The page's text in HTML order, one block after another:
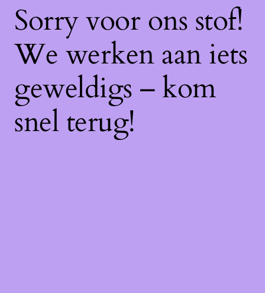
Sorry voor ons stof!
We werken aan iets
geweldigs – kom
snel terug!